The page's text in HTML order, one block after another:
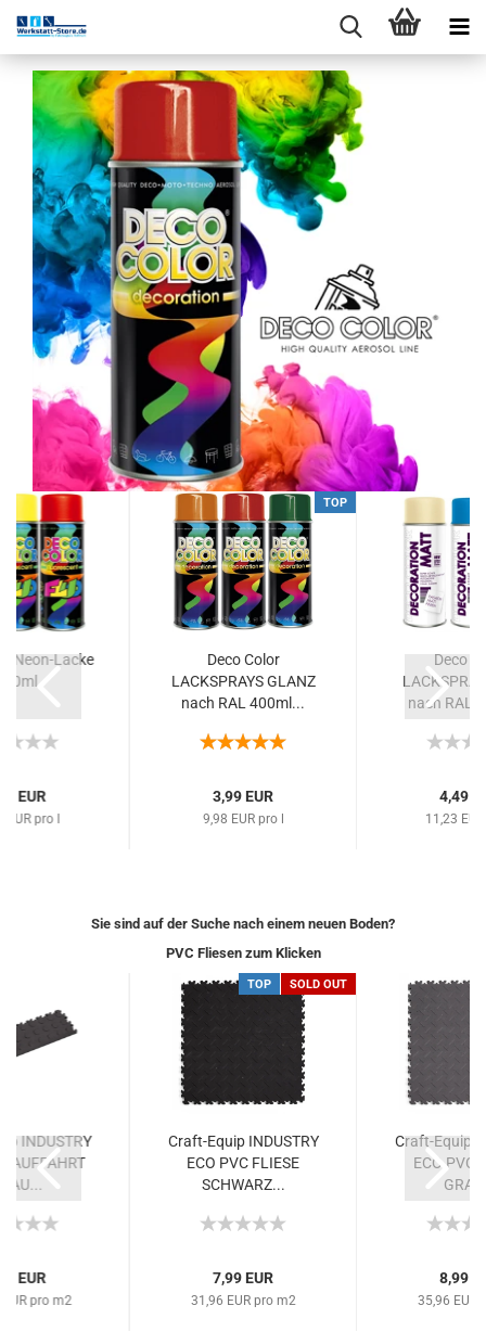
Neon-Lacke
EUR
EUR pro l
TOP
Deco Color
LACKSPRAYS GLANZ
nach RAL 400ml...
3,99 EUR
9,98 EUR pro l
Deco
nach RAL
4,49
11,23
Sie sind auf der Suche nach einem neuen Boden?
PVC Fliesen zum Klicken
INDUSTRY
AUFFAHRT
EUR
pro m2
TOP SOLD OUT
Craft-Equip INDUSTRY
ECO PVC FLIESE
SCHWARZ...
7,99 EUR
31,96 EUR pro m2
Craft-Equip
ECO PVC
8,99
35,96 EUR